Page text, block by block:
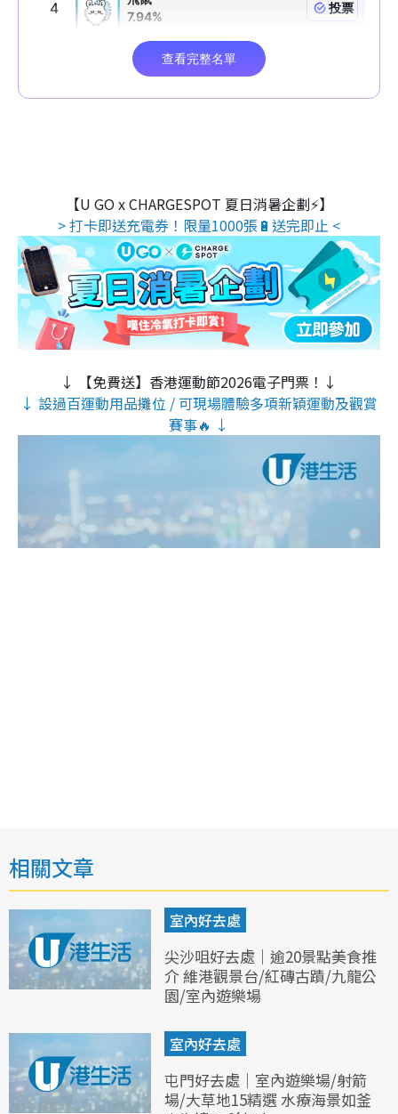
【U GO x CHARGESPOT 夏日消暑企劃⚡】
> 打卡即送充電券！限量1000張🔋送完即止 <
↓ 【免費送】香港運動節2026電子門票！↓
↓ 設過百運動用品攤位 / 可現場體驗多項新穎運動及觀賞
賽事🔥 ↓
相關文章
室內好去處
尖沙咀好去處｜逾20景點美食推
介 維港觀景台/紅磚古蹟/九龍公
園/室內遊樂場
室內好去處
屯門好去處｜室內遊樂場/射箭
場/大草地15精選 水療海景如釜